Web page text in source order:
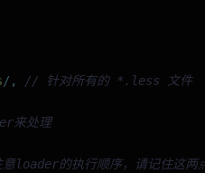
/ ,
// 针对所有的 *.less 文件
来处理
loader的执行顺序，请记住这两